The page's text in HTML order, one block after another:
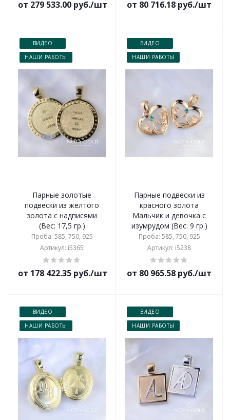
от 279 533.00 руб./шт от 80 716.18 руб./шт
ВИДЕО
НАШИ РАБОТЫ
Парные золотые
подвески из жёлтого
золота с надписями
(Вес: 17,5 гр.)
Проба: 585, 750, 925
Артикул: i5365
от 178 422.35 руб./шт
ВИДЕО
НАШИ РАБОТЫ
Парные подвески из
красного золота
Мальчик и девочка с
изумрудом (Вес: 9 гр.)
Проба: 585, 750, 925
Артикул: i5238
от 80 965.58 руб./шт
ВИДЕО
НАШИ РАБОТЫ
ВИДЕО
НАШИ РАБОТЫ